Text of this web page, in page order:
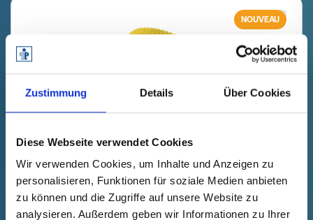
Zustimmung Details Über Cookies
Diese Webseite verwendet Cookies
Wir verwenden Cookies, um Inhalte und Anzeigen zu
personalisieren, Funktionen für soziale Medien anbieten
zu können und die Zugriffe auf unsere Website zu
analysieren. Außerdem geben wir Informationen zu Ihrer
NOUVEAU
GPN 200 Z 5 X 20 PCR-PE / PE-
LD, jaune